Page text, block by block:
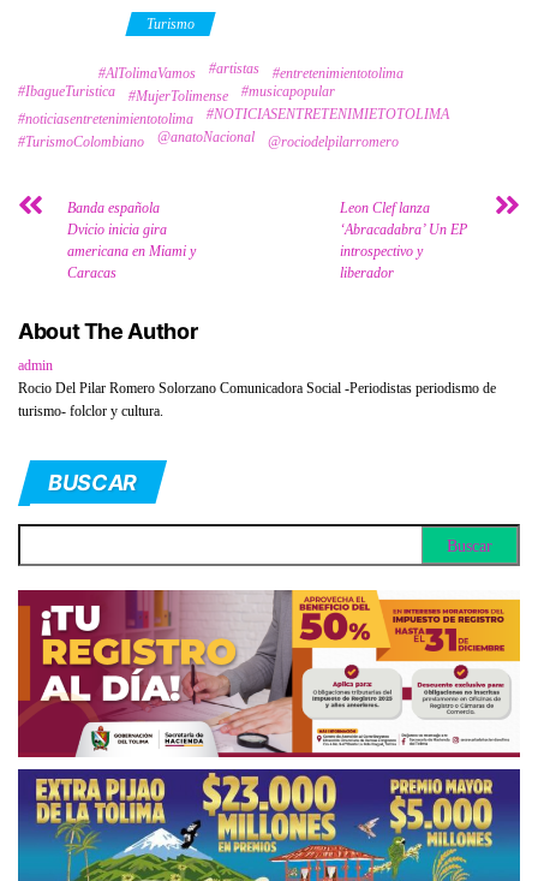
Turismo
#AlTolimaVamos #artistas
#entretenimientotolima
#IbagueTuristica
#MujerTolimense
#musicapopular
#noticiasentretenimientotolima
#NOTICIASENTRETENIMIETOTOLIMA
#TurismoColombiano
@anatoNacional @rociodelpilarromero
Banda española
Dvicio inicia gira
americana en Miami y
Caracas
Leon Clef lanza
‘Abracadabra’ Un EP
introspectivo y
liberador
About The Author
admin
Rocio Del Pilar Romero Solorzano Comunicadora Social -Periodistas periodismo de
turismo- folclor y cultura.
BUSCAR